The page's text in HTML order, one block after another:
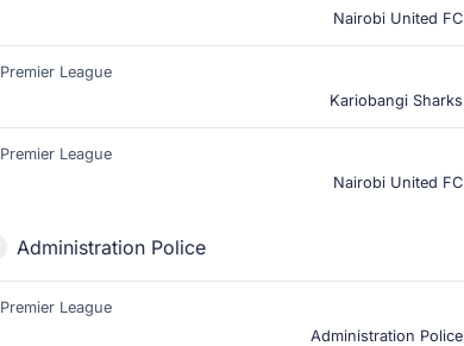
Nairobi United FC
Premier League
Kariobangi Sharks
Premier League
Nairobi United FC
Administration Police
Premier League
Administration Police